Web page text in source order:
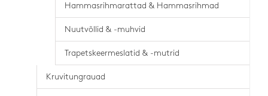
Hammasrihmarattad & Hammasrihmad
Nuutvõllid & -muhvid
Trapetskeermeslatid & -mutrid
Kruvitungrauad